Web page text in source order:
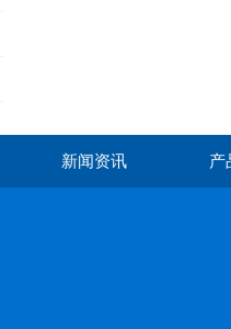
新闻资讯 产